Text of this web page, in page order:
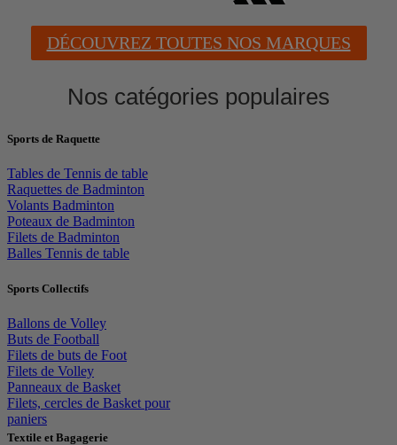
DÉCOUVREZ TOUTES NOS MARQUES
Nos catégories populaires
Sports de Raquette
Tables de Tennis de table
Raquettes de Badminton
Volants Badminton
Poteaux de Badminton
Filets de Badminton
Balles Tennis de table
Sports Collectifs
Ballons de Volley
Buts de Football
Filets de buts de Foot
Filets de Volley
Panneaux de Basket
Filets, cercles de Basket pour
paniers
Textile et Bagagerie